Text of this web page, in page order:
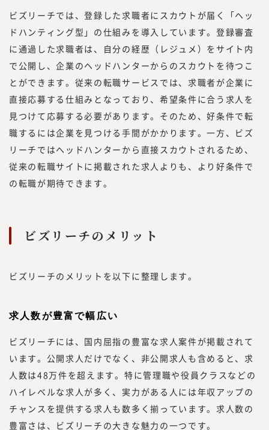
ビズリーチでは、登録した求職者にスカウトが届く「ヘッ
ドハンティング型」の仕組みを導入しています。登録審査
に通過した求職者は、自分の経歴（レジュメ）をサイト内
で公開し、企業のヘッドハンターからのスカウトを待つこ
とができます。従来の転職サービスでは、求職者が企業に
直接応募する仕組みとなっており、希望条件に合う求人を
見つけて応募する必要があります。そのため、好条件で転
職するには企業を見つける手間がかかります。一方、ビズ
リーチではヘッドハンターから直接スカウトされるため、
従来の転職サイトに掲載された求人よりも、より好条件で
の転職が期待できます。
ビズリーチのメリット
ビズリーチのメリットを以下に整理します。
求人数が豊富で幅広い
ビズリーチには、国内屈指の豊富な求人案件が掲載されて
います。公開求人だけでなく、非公開求人も含めると、求
人数は48万件を超えます。特に管理職や役員クラスなどの
ハイレベルな求人が多く、実力がある人には年収アップの
チャンスを提供する求人も数多く揃っています。求人数の
豊富さは、ビズリーチの大きな魅力の一つです。